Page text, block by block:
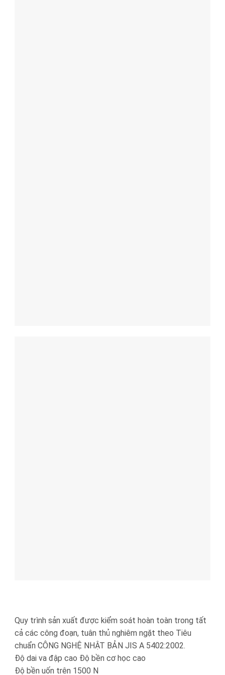
Quy trình sản xuất được kiểm soát hoàn toàn trong tất
cả các công đoạn, tuân thủ nghiêm ngặt theo Tiêu
chuẩn CÔNG NGHỆ NHẬT BẢN JIS A 5402:2002.
Độ dai va đập cao Độ bền cơ học cao
Độ bền uốn trên 1500 N